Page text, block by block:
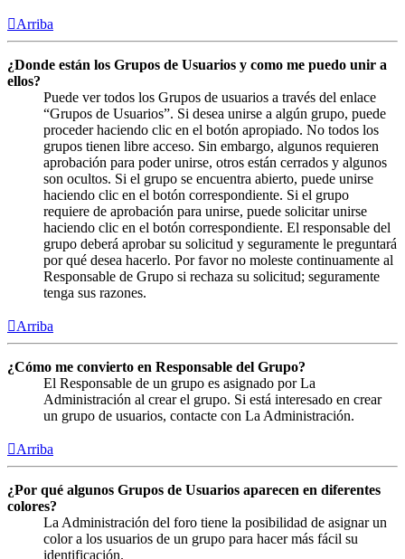
Arriba
¿Donde están los Grupos de Usuarios y como me puedo unir a
ellos?
Puede ver todos los Grupos de usuarios a través del enlace
“Grupos de Usuarios”. Si desea unirse a algún grupo, puede
proceder haciendo clic en el botón apropiado. No todos los
grupos tienen libre acceso. Sin embargo, algunos requieren
aprobación para poder unirse, otros están cerrados y algunos
son ocultos. Si el grupo se encuentra abierto, puede unirse
haciendo clic en el botón correspondiente. Si el grupo
requiere de aprobación para unirse, puede solicitar unirse
haciendo clic en el botón correspondiente. El responsable del
grupo deberá aprobar su solicitud y seguramente le preguntará
por qué desea hacerlo. Por favor no moleste continuamente al
Responsable de Grupo si rechaza su solicitud; seguramente
tenga sus razones.
Arriba
¿Cómo me convierto en Responsable del Grupo?
El Responsable de un grupo es asignado por La
Administración al crear el grupo. Si está interesado en crear
un grupo de usuarios, contacte con La Administración.
Arriba
¿Por qué algunos Grupos de Usuarios aparecen en diferentes
colores?
La Administración del foro tiene la posibilidad de asignar un
color a los usuarios de un grupo para hacer más fácil su
identificación.